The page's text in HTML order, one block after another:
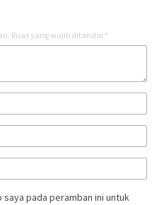
Ruas yang wajib ditandai *
pada peramban ini untuk